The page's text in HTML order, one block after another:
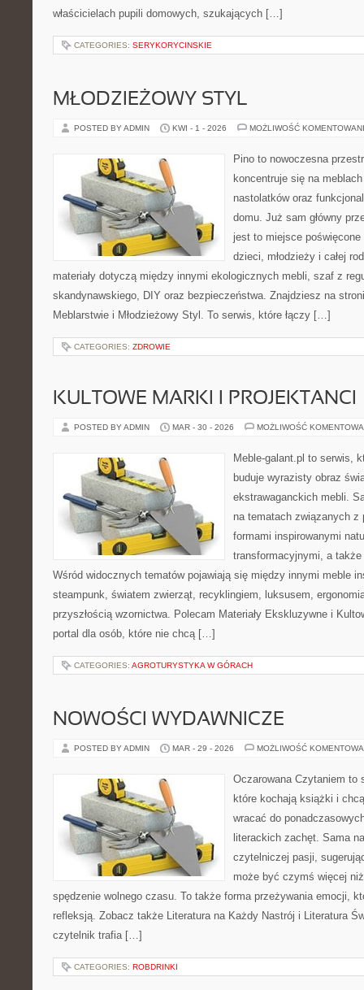
właścicielach pupili domowych, szukających […]
CATEGORIES: SERYKORYCINSKIE
MŁODZIEŻOWY STYL
POSTED BY ADMIN KWI - 1 - 2026 MOŻLIWOŚĆ
Pino to nowoczesna
koncentruje się na
nastolatków oraz
domu. Już sam główny
jest to miejsce
dzieci, młodzieży i całej
materiały dotyczą między innymi ekologicznych mebli, szaf z
skandynawskiego, DIY oraz bezpieczeństwa. Znajdziesz na
Meblarstwie i Młodzieżowy Styl. To serwis, które łączy […]
CATEGORIES: ZDROWIE
KULTOWE MARKI I PROJEKTANCI
POSTED BY ADMIN MAR - 30 - 2026 MOŻLIWOŚĆ
Meble-galant.pl to serwis,
buduje wyrazisty obraz
ekstrawaganckich mebli.
na tematach związanych z
formami inspirowanymi
transformacyjnymi, a
Wśród widocznych tematów pojawiają się między innymi meble
steampunk, światem zwierząt, recyklingiem, luksusem,
przyszłością wzornictwa. Polecam Materiały Ekskluzywne i
portal dla osób, które nie chcą […]
CATEGORIES: AGROTURYSTYKA W GÓRACH
NOWOŚCI WYDAWNICZE
POSTED BY ADMIN MAR - 29 - 2026 MOŻLIWOŚĆ
Oczarowana Czytaniem to
które kochają książki i
wracać do
literackich zachęt. Sama
czytelniczej pasji,
może być czymś więcej
spędzenie wolnego czasu. To także forma przeżywania emocji,
refleksją. Zobacz także Literatura na Każdy Nastrój i Literatura
czytelnik trafia […]
CATEGORIES: ROBDRINKI